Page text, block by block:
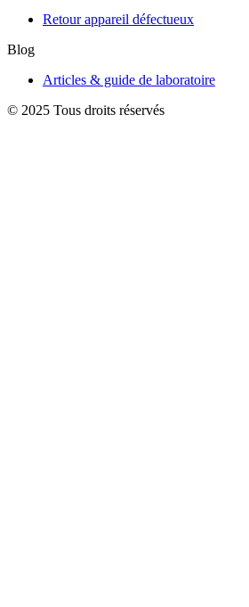
Retour appareil défectueux
Blog
Articles & guide de laboratoire
© 2025 Tous droits réservés